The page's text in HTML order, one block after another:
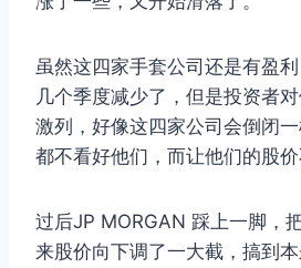
虽然这四家手套公司还是有盈
几个季度减少了，但是投资者
激列，好像这四家公司会倒闭
都不看好他们，而让他们的股价
过后JP MORGAN 踩上一脚，
来股价向下调了一大截，搞到